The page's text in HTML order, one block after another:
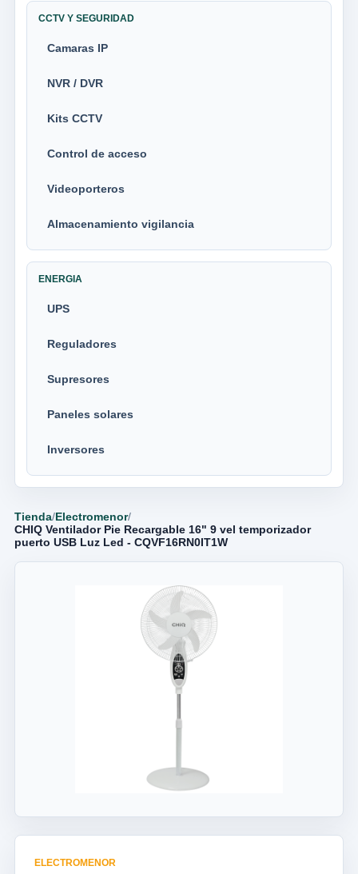
CCTV Y SEGURIDAD
Camaras IP
NVR / DVR
Kits CCTV
Control de acceso
Videoporteros
Almacenamiento vigilancia
ENERGIA
UPS
Reguladores
Supresores
Paneles solares
Inversores
Tienda/Electromenor/
CHIQ Ventilador Pie Recargable 16" 9 vel temporizador
puerto USB Luz Led - CQVF16RN0IT1W
ELECTROMENOR